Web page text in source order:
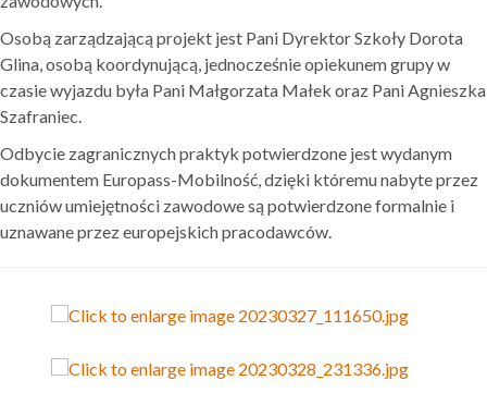
Osobą zarządzającą projekt jest Pani Dyrektor Szkoły Dorota
Glina, osobą koordynującą, jednocześnie opiekunem grupy w
czasie wyjazdu była Pani Małgorzata Małek oraz Pani Agnieszka
Szafraniec.
Odbycie zagranicznych praktyk potwierdzone jest wydanym
dokumentem Europass-Mobilność, dzięki któremu nabyte przez
uczniów umiejętności zawodowe są potwierdzone formalnie i
uznawane przez europejskich pracodawców.